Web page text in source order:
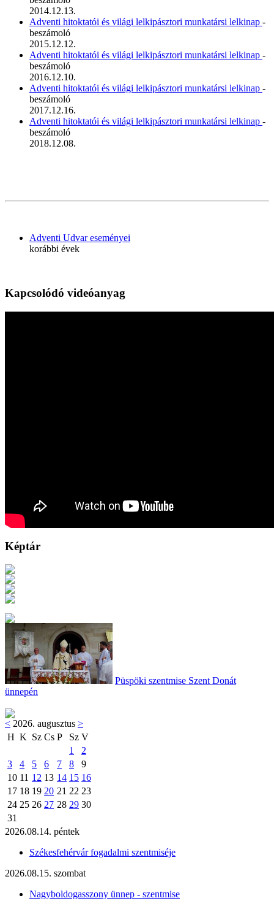
2014.12.13.
Adventi hitoktatói és világi lelkipásztori munkatársi lelkinap -
beszámoló
2015.12.12.
Adventi hitoktatói és világi lelkipásztori munkatársi lelkinap -
beszámoló
2016.12.10.
Adventi hitoktatói és világi lelkipásztori munkatársi lelkinap -
beszámoló
2017.12.16.
Adventi hitoktatói és világi lelkipásztori munkatársi lelkinap -
beszámoló
2018.12.08.
Adventi Udvar eseményei
korábbi évek
Kapcsolódó videóanyag
Képtár
Püspöki szentmise Szent Donát
ünnepén
< 2026. augusztus >
H K Sz Cs P Sz V
1
2
3
4 5 6 7 8
9
10 11 12 13 14 15 16
17 18 19 20 21 22 23
24 25 26 27 28 29 30
31
2026.08.14. péntek
Székesfehérvár fogadalmi szentmiséje
2026.08.15. szombat
Nagyboldogasszony ünnep - szentmise